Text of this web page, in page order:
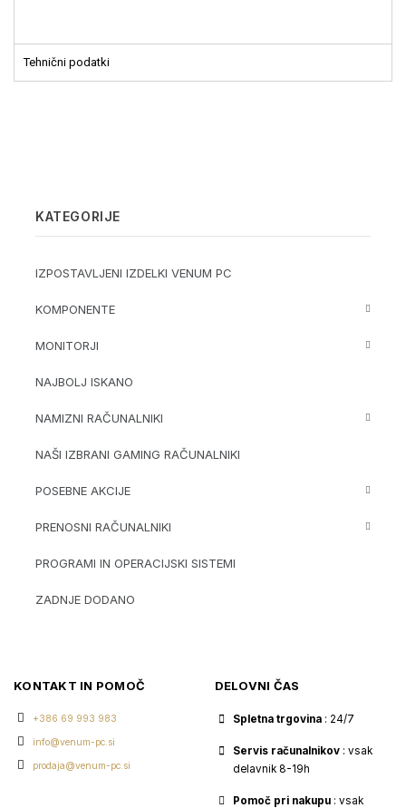
KATEGORIJE
IZPOSTAVLJENI IZDELKI VENUM PC
KOMPONENTE
MONITORJI
NAJBOLJ ISKANO
NAMIZNI RAČUNALNIKI
NAŠI IZBRANI GAMING RAČUNALNIKI
POSEBNE AKCIJE
PRENOSNI RAČUNALNIKI
PROGRAMI IN OPERACIJSKI SISTEMI
ZADNJE DODANO
Tehnični podatki
KONTAKT IN POMOČ
+386 69 993 983
info@venum-pc.si
prodaja@venum-pc.si
DELOVNI ČAS
Spletna trgovina: 24/7
Servis računalnikov: vsak
delavnik 8-19h
Pomoč pri nakupu: vsak